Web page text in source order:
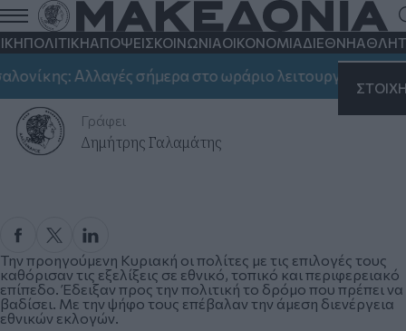
ΠΟΛΙΤΙΚΗΑΠΟΨΕΙΣΚΟΙΝΩΝΙΑΟΙΚΟΝΟΜΙΑΔΙΕΘΝΗ
Αλλαγές σήμερα στο ωράριο λειτουργίας
Η δύναμη της ψήφου
Τετάρτη 05 Ιουνίου 2019, 18:01
Γράφει
Δημήτρης Γαλαμάτης
Την προηγούμενη Κυριακή οι πολίτες με τις επιλογές τους
καθόρισαν τις εξελίξεις σε εθνικό, τοπικό και περιφερειακό
επίπεδο. Έδειξαν προς την πολιτική το δρόμο που πρέπει να
βαδίσει. Με την ψήφο τους επέβαλαν την άμεση διενέργεια
εθνικών εκλογών.